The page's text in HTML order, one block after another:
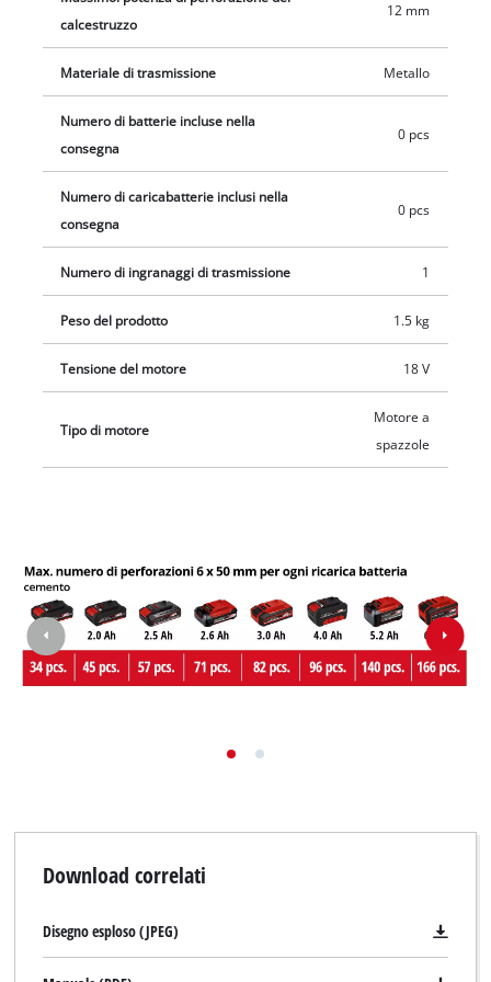
caricabatteria, da acquistare separatamente, per esempio con
calcestruzzo
12 mm
Materiale di trasmissione Metallo
Numero di batterie incluse nella
consegna
0 pcs
Numero di caricabatterie inclusi nella
consegna
0 pcs
Numero di ingranaggi di trasmissione 1
Peso del prodotto 1.5 kg
Tensione del motore 18 V
Tipo di motore
Motore a
spazzole
Download correlati
Disegno esploso (JPEG)